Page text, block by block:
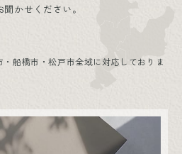
かせください。
船橋市・松戸市全域に対応しておりま